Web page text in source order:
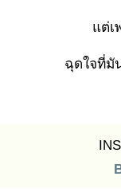
แต่เ
ฉุดใจที่มั